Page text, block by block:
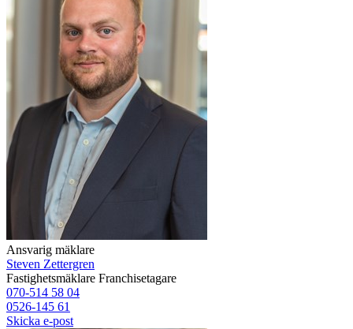
Ansvarig mäklare
Steven Zettergren
Fastighetsmäklare Franchisetagare
070-514 58 04
0526-145 61
Skicka e-post